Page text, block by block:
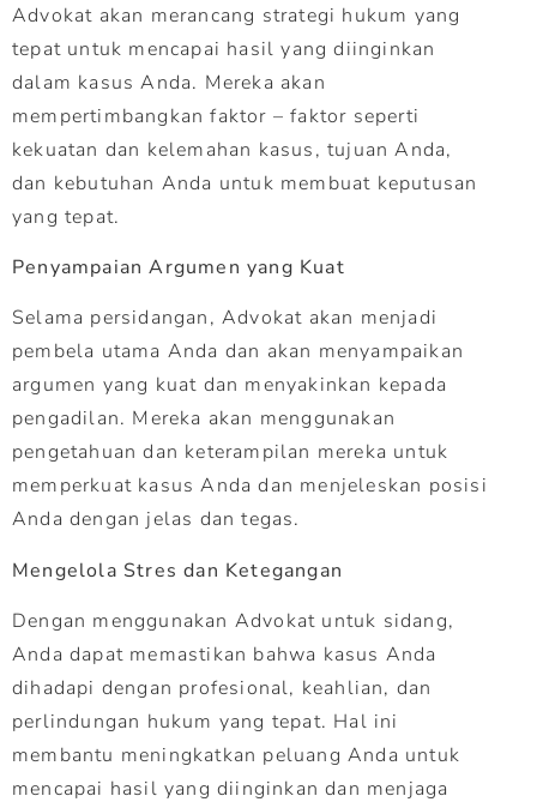
Advokat akan merancang strategi hukum yang
tepat untuk mencapai hasil yang diinginkan
dalam kasus Anda. Mereka akan
mempertimbangkan faktor – faktor seperti
kekuatan dan kelemahan kasus, tujuan Anda,
dan kebutuhan Anda untuk membuat keputusan
yang tepat.
Penyampaian Argumen yang Kuat
Selama persidangan, Advokat akan menjadi
pembela utama Anda dan akan menyampaikan
argumen yang kuat dan menyakinkan kepada
pengadilan. Mereka akan menggunakan
pengetahuan dan keterampilan mereka untuk
memperkuat kasus Anda dan menjeleskan posisi
Anda dengan jelas dan tegas.
Mengelola Stres dan Ketegangan
Dengan menggunakan Advokat untuk sidang,
Anda dapat memastikan bahwa kasus Anda
dihadapi dengan profesional, keahlian, dan
perlindungan hukum yang tepat. Hal ini
membantu meningkatkan peluang Anda untuk
mencapai hasil yang diinginkan dan menjaga